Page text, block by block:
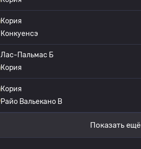
Кория
Конкуенсэ
Лас-Пальмас Б
Кория
Кория
Райо Вальекано B
Показать ещё